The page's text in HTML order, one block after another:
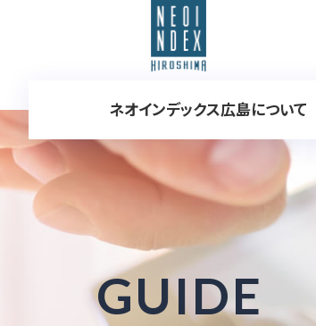
ネオインデックス広島について
GUIDE